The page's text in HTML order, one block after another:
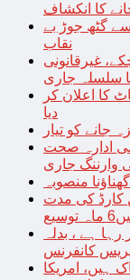
کا انکشاف
گٹھ جوڑ بے
نقاب
غیرقانونی
سلسلہ جاری
کا اعلان کر
دیا
جانے کو تیار
ادارہ صحت
وارننگ جاری
منصوبہ
کارڈ کی مدت
توسیع
ہے ، بدلہ
کانفرنس
ہیں، امریکا